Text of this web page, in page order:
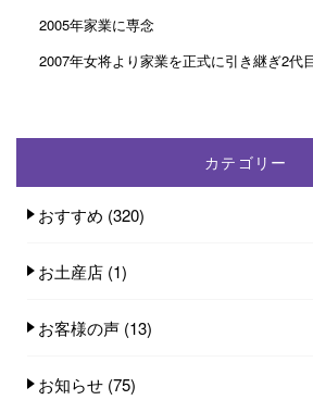
2005年家業に専念
2007年女将より家業を正式に引き継ぎ2代
カテゴリー
おすすめ (320)
お土産店 (1)
お客様の声 (13)
お知らせ (75)